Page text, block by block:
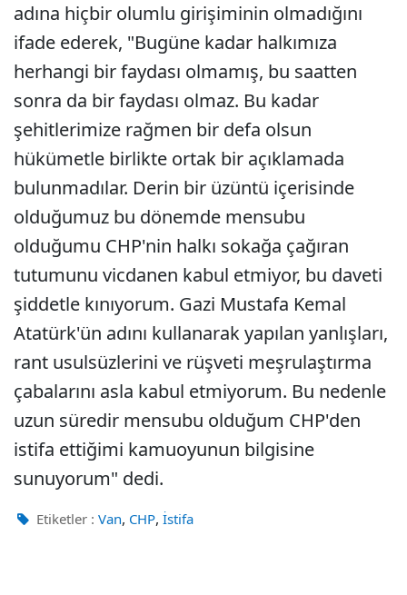
adına hiçbir olumlu girişiminin olmadığını
ifade ederek, "Bugüne kadar halkımıza
herhangi bir faydası olmamış, bu saatten
sonra da bir faydası olmaz. Bu kadar
şehitlerimize rağmen bir defa olsun
hükümetle birlikte ortak bir açıklamada
bulunmadılar. Derin bir üzüntü içerisinde
olduğumuz bu dönemde mensubu
olduğumu CHP'nin halkı sokağa çağıran
tutumunu vicdanen kabul etmiyor, bu daveti
şiddetle kınıyorum. Gazi Mustafa Kemal
Atatürk'ün adını kullanarak yapılan yanlışları,
rant usulsüzlerini ve rüşveti meşrulaştırma
çabalarını asla kabul etmiyorum. Bu nedenle
uzun süredir mensubu olduğum CHP'den
istifa ettiğimi kamuoyunun bilgisine
sunuyorum" dedi.
Etiketler : Van, CHP, İstifa